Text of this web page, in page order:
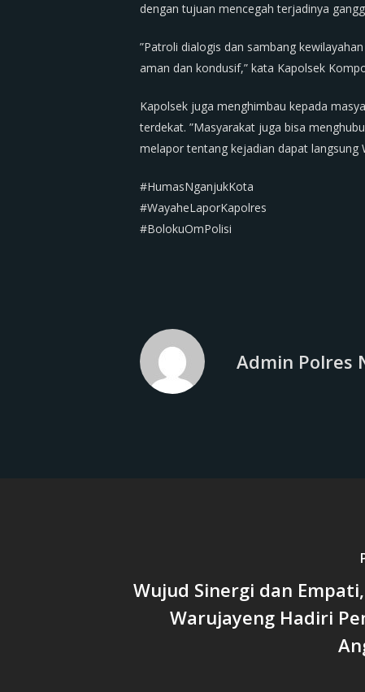
dengan tujuan mencegah terjadinya
”Patroli dialogis dan sambang
aman dan kondusif,” kata Kapolsek
Kapolsek juga menghimbau kepada
terdekat. ”Masyarakat juga bisa
melapor tentang kejadian dapat langsung
#HumasNganjukKota
#WayaheLaporKapolres
#BolokuOmPolisi
Admin Polres
Wujud Sinergi dan
Warujayeng Hadiri